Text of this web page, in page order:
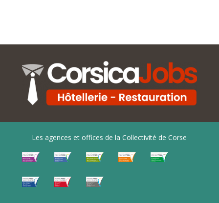
Les agences et offices de la Collectivité de Corse